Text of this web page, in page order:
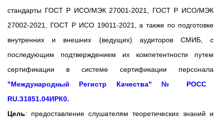
стандарты ГОСТ Р ИСО/МЭК 27001-2021, ГОСТ Р ИСО/МЭК
27002-2021, ГОСТ Р ИСО 19011-2021, а также по подготовке
внутренних и внешних (ведущих) аудиторов СМИБ, с
последующим подтверждением их компетентности путем
сертификации в системе сертификации персонала
"Международный Регистр Качества" № РОСС
RU.З1851.04ИРК0.
Цель: предоставление слушателям теоретических знаний и